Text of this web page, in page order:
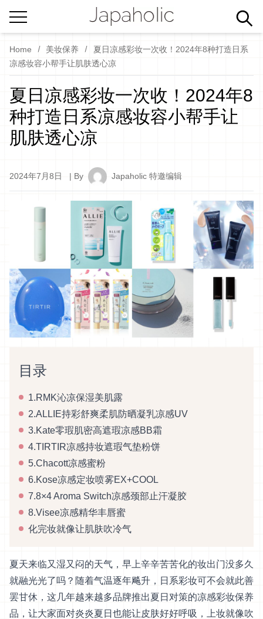
Home 美妆保养
夏日凉感彩妆一次收！2024年8种打造日系
凉感妆容小帮手让肌肤透心凉
夏日凉感彩妆一次收！2024年8
种打造日系凉感妆容小帮手让
肌肤透心凉
2024年7月8日 | By Japaholic 特邀编辑
目录
1.RMK沁凉保湿美肌露
2.ALLIE持彩舒爽柔肌防晒凝乳凉感UV
3.Kate零瑕肌密高遮瑕凉感BB霜
4.TIRTIR凉感持妆遮瑕气垫粉饼
5.Chacott凉感蜜粉
6.Kose凉感定妆喷雾EX+COOL
7.8×4 Aroma Switch凉感颈部止汗凝胶
8.Visee凉感精华丰唇蜜
化完妆就像让肌肤吹冷气
夏天来临又湿又闷的天气，早上辛辛苦苦化的妆出门没多久
就融光光了吗？随着气温逐年飚升，日系彩妆可不会就此善
罢甘休，这几年越来越多品牌推出夏日对策的凉感彩妆保养
品，让大家面对炎炎夏日也能让皮肤好好呼吸，上妆就像吹